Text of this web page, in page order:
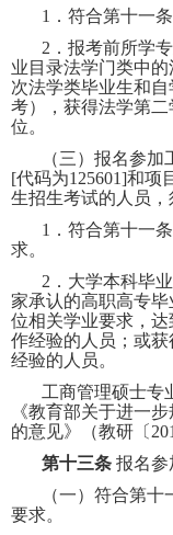
1 ．符合第十一
2 ．报考前所学
业目录法学门类中
次法学类毕业生和
考）
，获得法学第
位。
（三）报名参
[代码为125601]和项
生招生考试的人员，
1 ．符合第十一
求。
2 ．大学本科毕
家承认的高职高专
位相关学业要求，
作经验的人员；或
经验的人员。
工商管理硕士专
《教育部关于进一
的意见》（教研〔
第十三条 报名参
（一）符合第
要求。